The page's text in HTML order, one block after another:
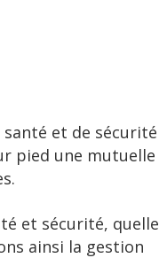
et de sécurité
pied une mutuelle
et sécurité, quelle
ainsi la gestion